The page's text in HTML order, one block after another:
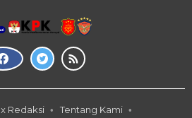
Redaksi
Tentang Kami